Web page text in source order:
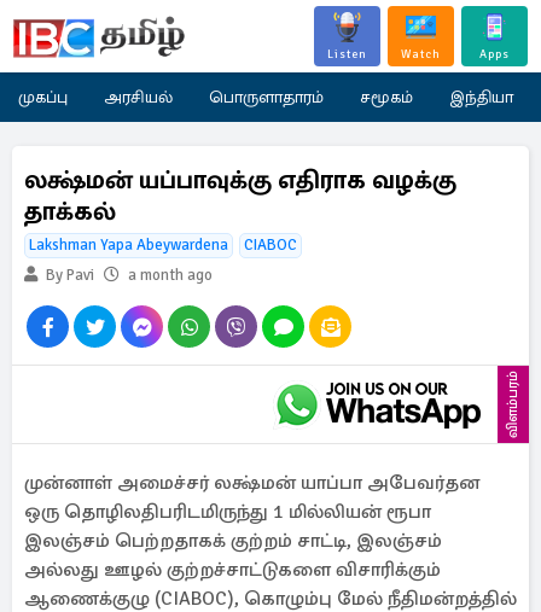
Listen Watch Apps
முகப்பு அரசியல் பொருளாதாரம் சமூகம் இந்தியா
லக்ஷ்மன் யப்பாவுக்கு எதிராக வழக்கு
தாக்கல்
Lakshman Yapa Abeywardena
CIABOC
By Pavi
a month ago
விளம்பரம்
முன்னாள் அமைச்சர் லக்ஷ்மன் யாப்பா அபேவர்தன
ஒரு தொழிலதிபரிடமிருந்து 1 மில்லியன் ரூபா
இலஞ்சம் பெற்றதாகக் குற்றம் சாட்டி, இலஞ்சம்
அல்லது ஊழல் குற்றச்சாட்டுகளை விசாரிக்கும்
ஆணைக்குழு (CIABOC), கொழும்பு மேல் நீதிமன்றத்தில்